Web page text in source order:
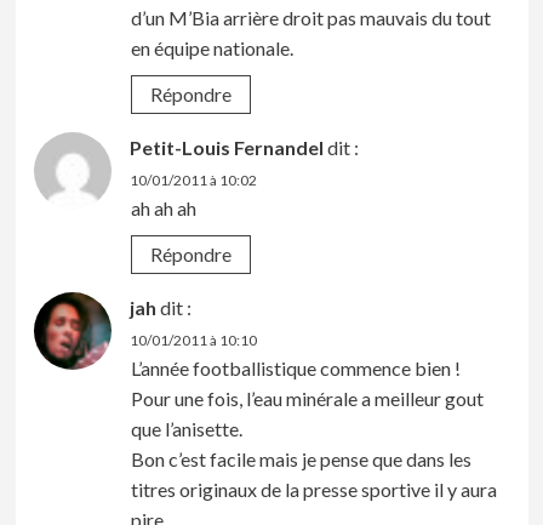
d’un M’Bia arrière droit pas mauvais du tout
en équipe nationale.
Répondre
Petit-Louis Fernandel dit :
10/01/2011 à 10:02
ah ah ah
Répondre
jah dit :
10/01/2011 à 10:10
L’année footballistique commence bien !
Pour une fois, l’eau minérale a meilleur gout
que l’anisette.
Bon c’est facile mais je pense que dans les
titres originaux de la presse sportive il y aura
pire.